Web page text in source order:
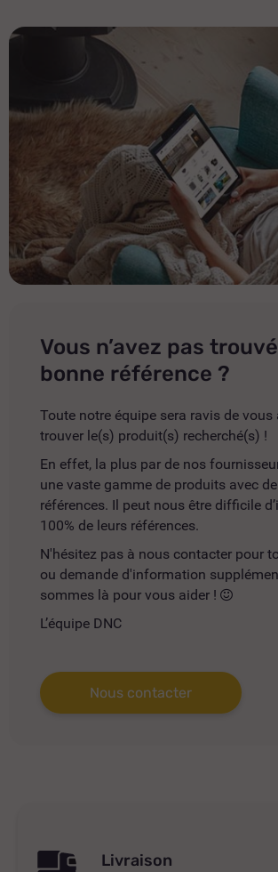
Vous n’avez pas
bonne référence ?
Toute notre équipe sera ravis de vous
trouver le(s) produit(s) recherché(s) !
En effet, la plus par de nos
une vaste gamme de produits avec
références. Il peut nous être difficile
100% de leurs références.
N'hésitez pas à nous contacter pour
ou demande d'information
sommes là pour vous aider !
L’équipe DNC
Nous contacter
Livraison